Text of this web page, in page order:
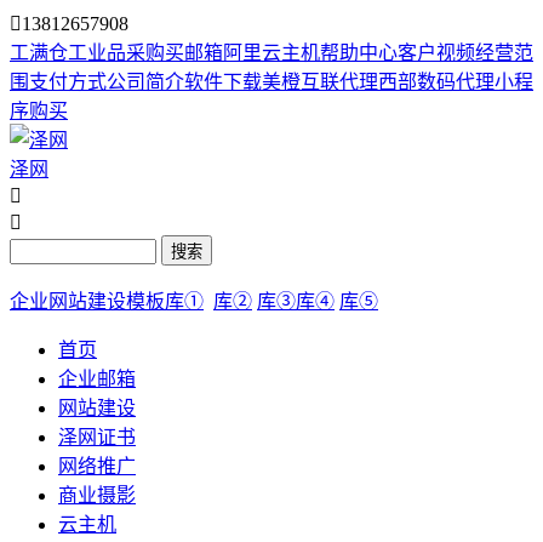
13812657908
工满仓工业品采购买邮箱阿里云主机帮助中心客户视频经营范
围 支付方式公司简介软件下载美橙互联代理西部数码代理小程
序购买
泽网


搜索
企业网站建设模板库① 库② 库③库④ 库⑤
首页
企业邮箱
网站建设
泽网证书
网络推广
商业摄影
云主机